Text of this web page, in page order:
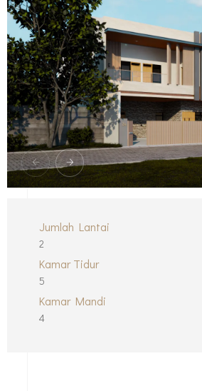
Jumlah Lantai
2
Kamar Tidur
5
Kamar Mandi
4